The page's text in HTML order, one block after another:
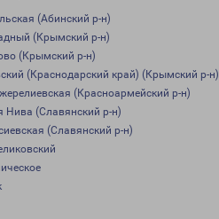
(Абинский р-н)
(Крымский р-н)
(Крымский р-н)
(Краснодарский край) (Крымский р-н)
(Красноармейский р-н)
Нива (Славянский р-н)
(Славянский р-н)